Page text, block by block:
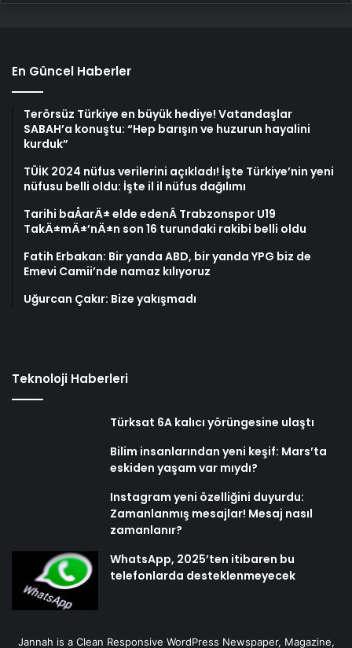
En Güncel Haberler
Terörsüz Türkiye en büyük hediye! Vatandaşlar
SABAH’a konuştu: “Hep barışın ve huzurun hayalini
kurduk”
TÜİK 2024 nüfus verilerini açıkladı! İşte Türkiye’nin yeni
nüfusu belli oldu: İşte il il nüfus dağılımı
Tarihi baÅarÄ± elde edenÂ Trabzonspor U19
TakÄ±mÄ±’nÄ±n son 16 turundaki rakibi belli oldu
Fatih Erbakan: Bir yanda ABD, bir yanda YPG biz de
Emevi Camii’nde namaz kılıyoruz
Uğurcan Çakır: Bize yakışmadı
Teknoloji Haberleri
Türksat 6A kalıcı yörüngesine ulaştı
Bilim insanlarından yeni keşif: Mars’ta
eskiden yaşam var mıydı?
Instagram yeni özelliğini duyurdu:
Zamanlanmış mesajlar! Mesaj nasıl
zamanlanır?
WhatsApp, 2025’ten itibaren bu
telefonlarda desteklenmeyecek
Jannah is a Clean Responsive WordPress Newspaper, Magazine,